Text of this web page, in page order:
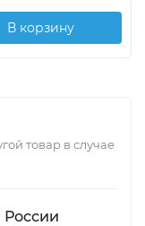
В корзину
товар в случае